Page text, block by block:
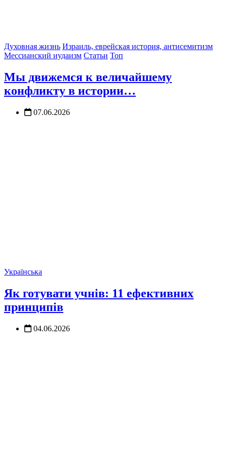
Духовная жизнь Израиль, еврейская история, антисемитизм
Мессианский иудаизм Статьи Топ
Мы движемся к величайшему
конфликту в истории…
07.06.2026
Українська
Як готувати учнів: 11 ефективних
принципів
04.06.2026